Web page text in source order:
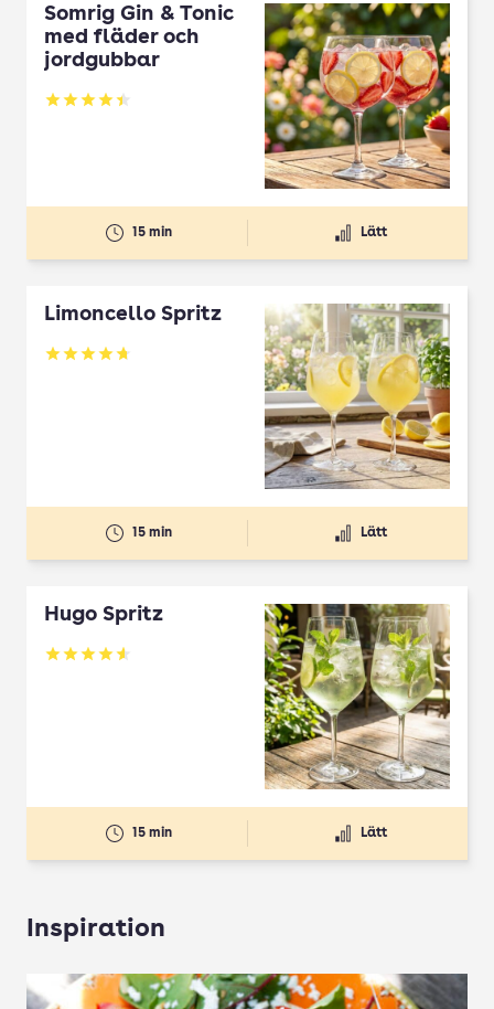
Somrig Gin & Tonic
med fläder och
jordgubbar
Betyg: 4.45 av 5
15 min Lätt
Limoncello Spritz
Betyg: 4.7 av 5
15 min Lätt
Hugo Spritz
Betyg: 4.61 av 5
15 min Lätt
Inspiration